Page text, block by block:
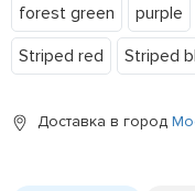
forest green
purple
Striped red
Striped
Доставка в город